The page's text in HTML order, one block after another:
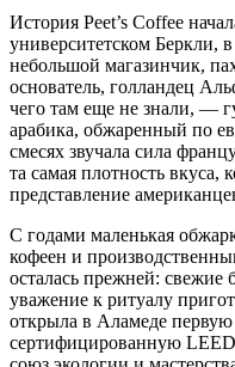
История Peet’s Coffee
университетском Беркли,
небольшой магазинчик,
основатель, голландец
чего там еще не знали, —
арабика, обжаренный по
смесях звучала сила
та самая плотность вкуса,
представление
С годами маленькая
кофеен и
осталась прежней: свежие
уважение к ритуалу
открыла в Аламеде первую
сертифицированную LEED